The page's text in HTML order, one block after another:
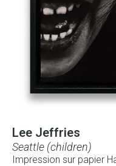
Lee Jeffries
Seattle (children)
Impression sur papier